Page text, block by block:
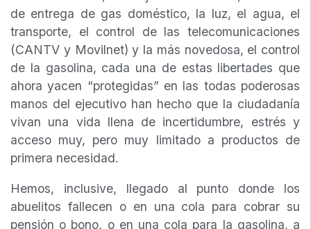
de entrega de gas doméstico, la luz, el agua, el
transporte, el control de las telecomunicaciones
(CANTV y Movilnet) y la más novedosa, el control
de la gasolina, cada una de estas libertades que
ahora yacen “protegidas” en las todas poderosas
manos del ejecutivo han hecho que la ciudadanía
vivan una vida llena de incertidumbre, estrés y
acceso muy, pero muy limitado a productos de
primera necesidad.
Hemos, inclusive, llegado al punto donde los
abuelitos fallecen o en una cola para cobrar su
pensión o bono, o en una cola para la gasolina, a